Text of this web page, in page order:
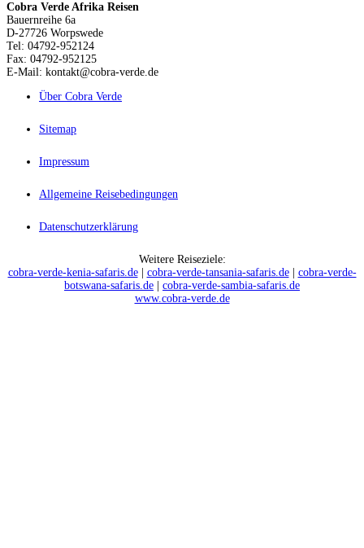
Cobra Verde Afrika Reisen
Bauernreihe 6a
D-27726 Worpswede
Tel: 04792-952124
Fax: 04792-952125
E-Mail: kontakt@cobra-verde.de
Über Cobra Verde
Sitemap
Impressum
Allgemeine Reisebedingungen
Datenschutzerklärung
Weitere Reiseziele:
cobra-verde-kenia-safaris.de| cobra-verde-tansania-safaris.de| cobra-verde-
botswana-safaris.de
cobra-verde-sambia-safaris.de
www.cobra-verde.de